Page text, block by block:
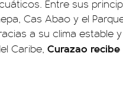
Entre sus
Cas Abao y el
a su clima estable
Caribe, Curazao